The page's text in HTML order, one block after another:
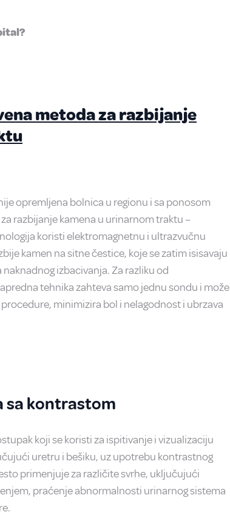
metoda za razbijanje
opremljena bolnica u regionu i sa ponosom
razbijanje kamena u urinarnom traktu –
koristi elektromagnetnu i ultrazvučnu
kamen na sitne čestice, koje se zatim isisavaju
izbacivanja. Za razliku od
tehnika zahteva samo jednu sondu i može
minimizira bol i nelagodnost i ubrzava
sa kontrastom
koji se koristi za ispitivanje i vizualizaciju
uretru i bešiku, uz upotrebu kontrastnog
primenjuje za različite svrhe, uključujući
praćenje abnormalnosti urinarnog sistema